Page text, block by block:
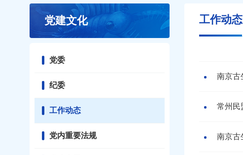
党建文化
党委
纪委
工作动态
党内重要法规
工作动态
南京古
常州民
南京古